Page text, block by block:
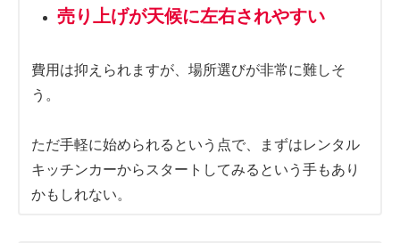
売り上げが天候に左右されやすい
費用は抑えられますが、場所選びが非常に難しそ
う。
ただ手軽に始められるという点で、まずはレンタル
キッチンカーからスタートしてみるという手もあり
かもしれない。